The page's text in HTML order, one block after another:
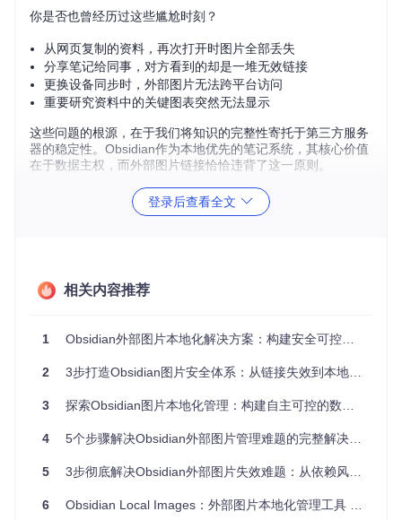
你是否也曾经历过这些尴尬时刻？
从网页复制的资料，再次打开时图片全部丢失
分享笔记给同事，对方看到的却是一堆无效链接
更换设备同步时，外部图片无法跨平台访问
重要研究资料中的关键图表突然无法显示
这些问题的根源，在于我们将知识的完整性寄托于第三方服务
器的稳定性。Obsidian作为本地优先的笔记系统，其核心价值
在于数据主权，而外部图片链接恰恰违背了这一原则。
价值主张：构建自主可控的知识资产管理系统
在数字时代，数据主权意味着对知识资产的完全控制。当你选
可访问性：离线环境下仍能完整查阅笔记
外部图片链接？这些链接中，有多少可能在一年内失效？
「自动化工作流」带来的效率提升
登录后查看全文
相关内容推荐
1 Obsidian外部图片本地化解决方案：构建安全可控的知识管理系统
2 3步打造Obsidian图片安全体系：从链接失效到本地化管理的彻底解决方案
3 探索Obsidian图片本地化管理：构建自主可控的数字知识资产库
4 5个步骤解决Obsidian外部图片管理难题的完整解决方案
5 3步彻底解决Obsidian外部图片失效难题：从依赖风险到本地掌控的完美蜕变
6 Obsidian Local Images：外部图片本地化管理工具 解决链接失效难题 保障知识资产安全